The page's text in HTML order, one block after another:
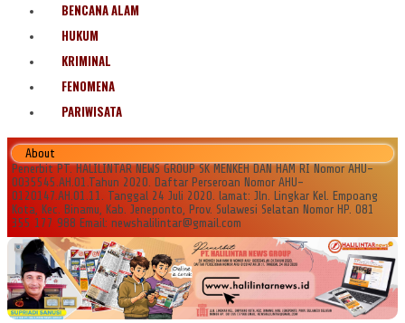
BENCANA ALAM
HUKUM
KRIMINAL
FENOMENA
PARIWISATA
About
Penerbit PT. HALILINTAR NEWS GROUP SK MENKEH DAN HAM RI Nomor AHU-
0035545.AH.01.Tahun 2020. Daftar Perseroan Nomor AHU-
0120147.AH.01.11. Tanggal 24 Juli 2020. lamat: Jln. Lingkar Kel. Empoang
Kota, Kec. Binamu, Kab. Jeneponto, Prov. Sulawesi Selatan Nomor HP. 081
355 177 988 Email: newshalilintar@gmail.com